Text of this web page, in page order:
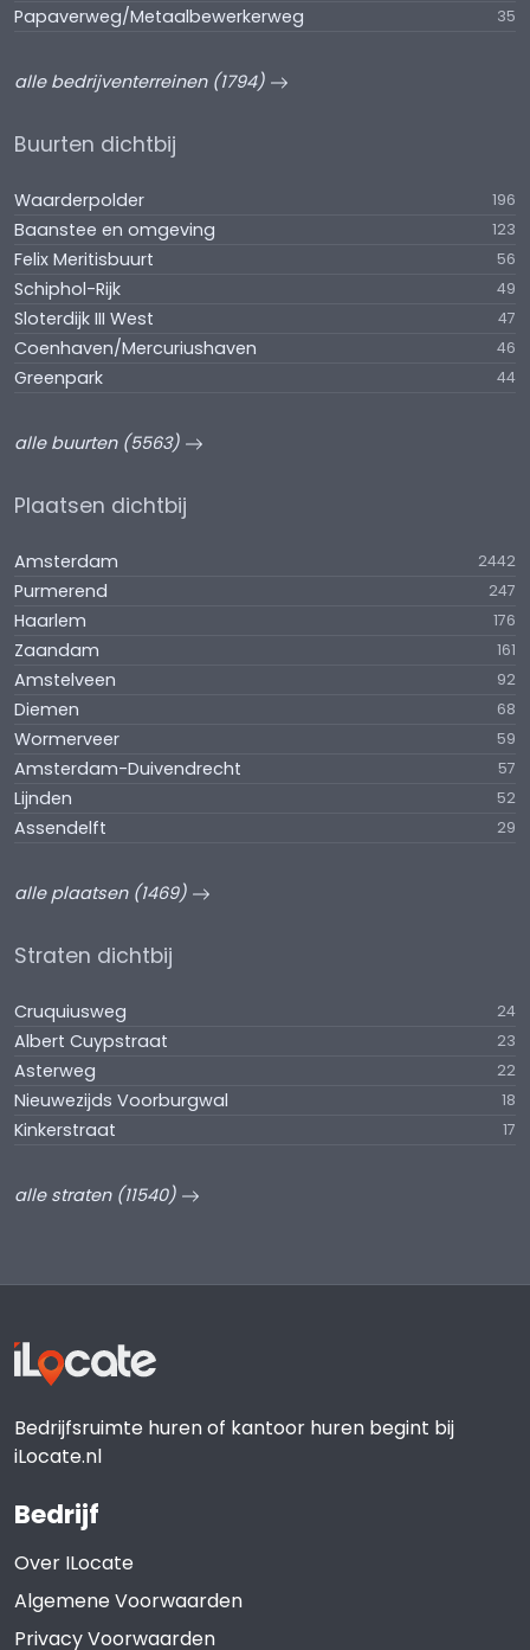
Papaverweg/Metaalbewerkerweg 35
alle bedrijventerreinen (1794)
Buurten dichtbij
Waarderpolder 196
Baanstee en omgeving 123
Felix Meritisbuurt 56
Schiphol-Rijk 49
Sloterdijk III West 47
Coenhaven/Mercuriushaven 46
Greenpark 44
alle buurten (5563)
Plaatsen dichtbij
Amsterdam 2442
Purmerend 247
Haarlem 176
Zaandam 161
Amstelveen 92
Diemen 68
Wormerveer 59
Amsterdam-Duivendrecht 57
Lijnden 52
Assendelft 29
alle plaatsen (1469)
Straten dichtbij
Cruquiusweg 24
Albert Cuypstraat 23
Asterweg 22
Nieuwezijds Voorburgwal 18
Kinkerstraat 17
alle straten (11540)
Bedrijfsruimte huren of kantoor huren begint bij
iLocate.nl
Bedrijf
Over ILocate
Algemene Voorwaarden
Privacy Voorwaarden